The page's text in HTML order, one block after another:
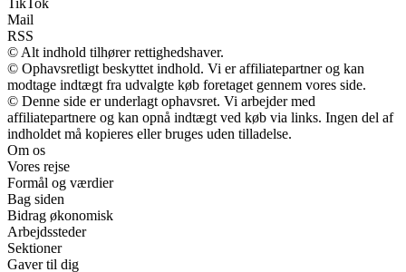
Mail
RSS
© Alt indhold tilhører rettighedshaver.
© Ophavsretligt beskyttet indhold. Vi er affiliatepartner og kan
modtage indtægt fra udvalgte køb foretaget gennem vores side.
© Denne side er underlagt ophavsret. Vi arbejder med
affiliatepartnere og kan opnå indtægt ved køb via links. Ingen del af
indholdet må kopieres eller bruges uden tilladelse.
Om os
Vores rejse
Formål og værdier
Bag siden
Bidrag økonomisk
Arbejdssteder
Sektioner
Gaver til dig